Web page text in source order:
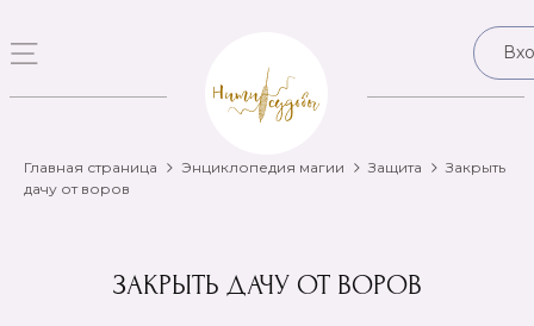
Главная страница Энциклопедия магии Защита
Закрыть
дачу от воров
ЗАКРЫТЬ ДАЧУ ОТ ВОРОВ